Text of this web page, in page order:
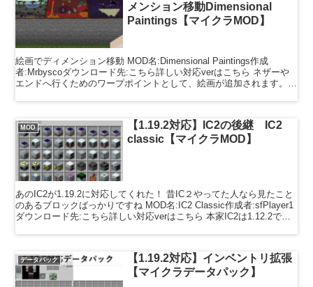
メンション移動Dimensional
Paintings【マイクラMOD】
絵画でディメンション移動 MOD名:Dimensional Paintings作成
者:Mrbyscoダウンロード先:こちら詳しい対応verはこちら ネザーや
エンドへ行くためのワープポイントとして、絵画が追加されます。特
MOD
【1.19.2対応】IC2の後継 IC2
classic【マイクラMOD】
あのIC2が1.19.2に対応してくれた！ 昔IC２やってた人なら見たこと
のあるブロックばっかりですね MOD名:IC2 Classic作成者:sfPlayer1
ダウンロード先:こちら詳しい対応verはこちら 本家IC2は1.12.2で開
データパック
【1.19.2対応】インベントリ拡張
【マイクラデータパック】